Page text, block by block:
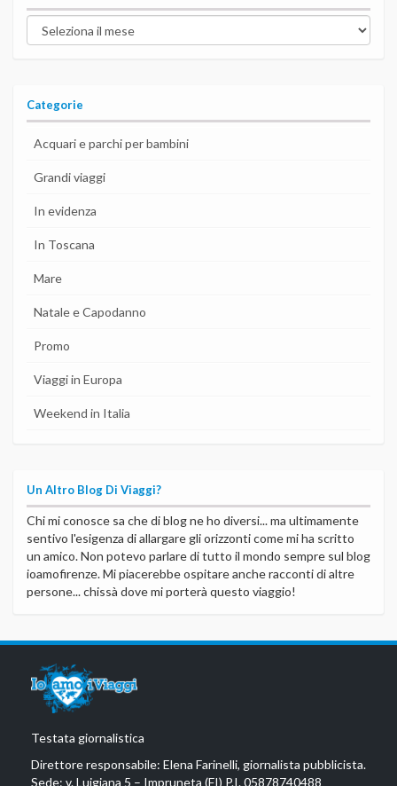
Archivio
post
Categorie
Acquari e parchi per bambini
Grandi viaggi
In evidenza
In Toscana
Mare
Natale e Capodanno
Promo
Viaggi in Europa
Weekend in Italia
Un Altro Blog Di Viaggi?
Chi mi conosce sa che di blog ne ho diversi... ma ultimamente
sentivo l'esigenza di allargare gli orizzonti come mi ha scritto
un amico. Non potevo parlare di tutto il mondo sempre sul blog
ioamofirenze. Mi piacerebbe ospitare anche racconti di altre
persone... chissà dove mi porterà questo viaggio!
Testata giornalistica
Direttore responsabile: Elena Farinelli, giornalista pubblicista.
Sede: v. Luigiana 5 – Impruneta (FI) P.I. 05878740488